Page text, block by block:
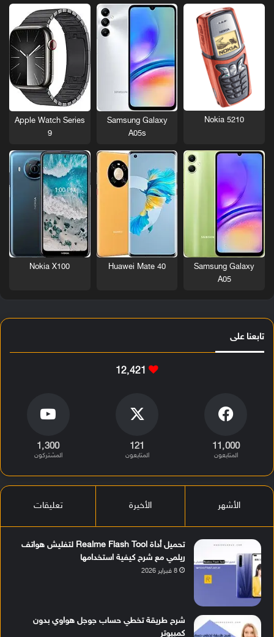
Nokia 5210
Samsung Galaxy
A05s
Apple Watch Series
9
Samsung Galaxy
A05
Huawei Mate 40
Nokia X100
تابعنا على
12٬421
11٬000
المتابعون
121
المتابعون
1٬300
المشتركون
الأشهر الأخيرة تعليقات
تحميل أداة Realme Flash Tool لتفليش هواتف
ريلمي مع شرح كيفية استخدامها
8 فبراير 2026
شرح طريقة تخطي حساب جوجل هواوي بدون
كمبيوتر